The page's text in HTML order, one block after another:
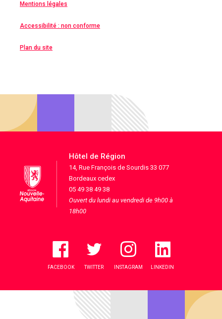
Mentions légales
Accessibilité : non conforme
Plan du site
Hôtel de Région
14, Rue François de Sourdis 33 077
Bordeaux cedex
05 49 38 49 38
Ouvert du lundi au vendredi de 9h00 à
18h00
FACEBOOK TWITTER INSTAGRAM LINKEDIN